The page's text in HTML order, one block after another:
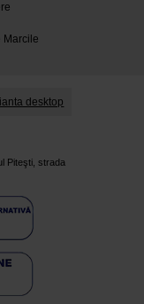
Marcile
desktop
Piteşti, strada